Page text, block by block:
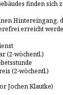
finden sich
Hintereingang,
erreicht
(2-wöchentl.)
(2-wöchentl.)
Jochen Klautke)